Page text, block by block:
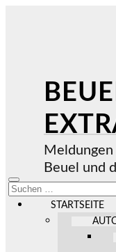
Beuel und
Mobile-
Menü
ein-/ausblenden
Suchen
nach:
STARTSEITE